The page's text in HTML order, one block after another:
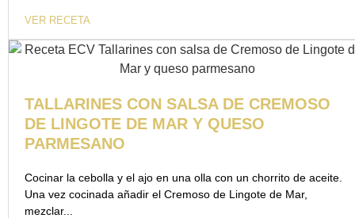
VER RECETA
TALLARINES CON SALSA DE CREMOSO
DE LINGOTE DE MAR Y QUESO
PARMESANO
Cocinar la cebolla y el ajo en una olla con un chorrito de aceite.
Una vez cocinada añadir el Cremoso de Lingote de Mar,
mezclar...